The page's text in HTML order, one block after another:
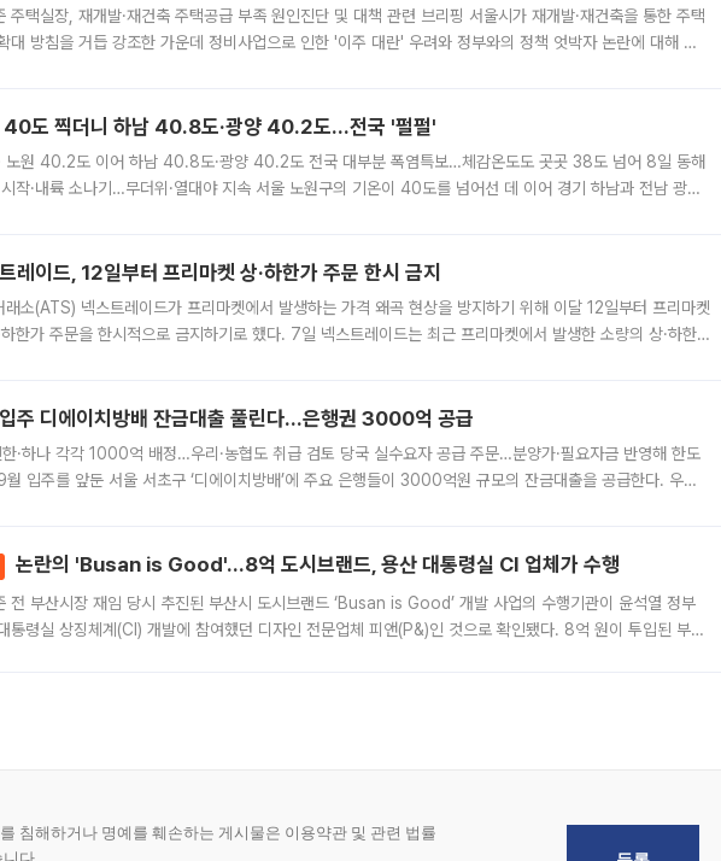
주택실장, 재개발·재건축 주택공급 부족 원인진단 및 대책 관련 브리핑 서울시가 재개발·재건축을 통한 주택
대 방침을 거듭 강조한 가운데 정비사업으로 인한 '이주 대란' 우려와 정부와의 정책 엇박자 논란에 대해 정
40도 찍더니 하남 40.8도·광양 40.2도…전국 '펄펄'
노원 40.2도 이어 하남 40.8도·광양 40.2도 전국 대부분 폭염특보…체감온도도 곳곳 38도 넘어 8일 동해
작·내륙 소나기…무더위·열대야 지속 서울 노원구의 기온이 40도를 넘어선 데 이어 경기 하남과 전남 광양
레이드, 12일부터 프리마켓 상·하한가 주문 한시 금지
래소(ATS) 넥스트레이드가 프리마켓에서 발생하는 가격 왜곡 현상을 방지하기 위해 이달 12일부터 프리마켓
하한가 주문을 한시적으로 금지하기로 했다. 7일 넥스트레이드는 최근 프리마켓에서 발생한 소량의 상·하한
주 디에이치방배 잔금대출 풀린다…은행권 3000억 공급
한·하나 각각 1000억 배정…우리·농협도 취급 검토 당국 실수요자 공급 주문…분양가·필요자금 반영해 한도
월 입주를 앞둔 서울 서초구 ‘디에이치방배’에 주요 은행들이 3000억원 규모의 잔금대출을 공급한다. 우리
논란의 'Busan is Good'…8억 도시브랜드, 용산 대통령실 CI 업체가 수행
전 부산시장 재임 당시 추진된 부산시 도시브랜드 ‘Busan is Good’ 개발 사업의 수행기관이 윤석열 정부
통령실 상징체계(CI) 개발에 참여했던 디자인 전문업체 피앤(P&)인 것으로 확인됐다. 8억 원이 투입된 부산